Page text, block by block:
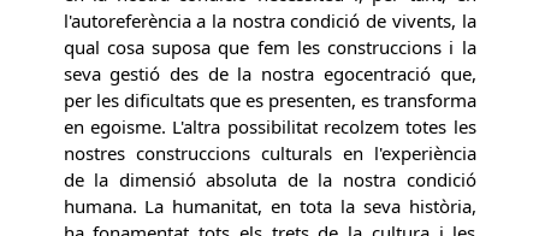
l'autoreferència a la nostra condició de vivents, la
qual cosa suposa que fem les construccions i la
seva gestió des de la nostra egocentració que,
per les dificultats que es presenten, es transforma
en egoisme. L'altra possibilitat recolzem totes les
nostres construccions culturals en l'experiència
de la dimensió absoluta de la nostra condició
humana. La humanitat, en tota la seva història,